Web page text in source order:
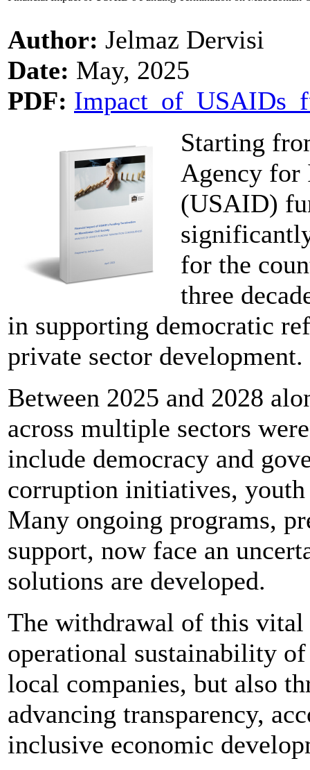
Author: Jelmaz Dervisi
Date: May, 2025
PDF:
Starting
Agency for
(USAID)
for the
three
in supporting democratic
private sector development.
Between 2025 and 2028
across multiple sectors
include democracy and
corruption initiatives, youth
Many ongoing programs,
support, now face an
solutions are developed.
The withdrawal of this vital
operational sustainability
local companies, but also
advancing transparency,
inclusive economic